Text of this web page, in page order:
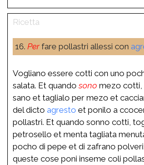
16. Perfare pollastri allessi con
Vogliano essere cotti con uno
salata. Et quandosono mezo cotti,
sano et taglialo per mezo et
del dicto agresto et ponilo a
pollastri. Et quando sonno cotti,
petrosello et menta tagliata
pocho di pepe et di zafrano
queste cose poni inseme coli